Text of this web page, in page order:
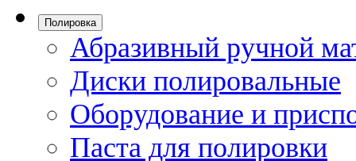
Полировка
Абразивный ручной
Диски полировальные
Оборудование и
Паста для полировки